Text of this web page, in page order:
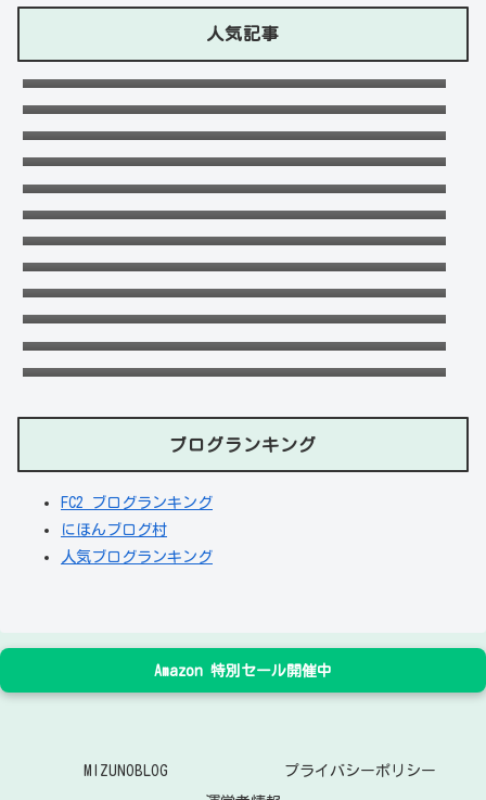
人気記事
石川ケニーは父と兄は野球選手で母親はアメ
リカ人のハーフ！7人大家族！
Lazの彼女や身長に大学・年齢は？イケメン
プロゲーマーの経歴！【ZETA】
竹下パラダイスだーご本名や年齢に身長は？
恋愛対象やイケメンかも調査！
可愛い政田夢乃選手に彼氏の存在が気にな
る！本当に不倫をしているのか？家族構成が
どうなっているのか？を徹底調査！
千早茜の恋人や結婚した夫は誰？子供や本名
に高校は？引越は離婚が理由？
末永けいの経歴や学歴(高校大学)は？妻(嫁)
は末永ゆかりで離婚した？
福田こうへいの結婚相手の嫁(妻)や子供
(娘・息子)など家族構成まとめ！
【画像】聖菜の子供の名前は蘭愛で年齢や父
親は？元旦那との離婚理由も！
ドンマイ川端は結婚した嫁がいる？母親・兄
妹・父親に年収や学歴経歴も！
五条院凌のすっぴんや足太い画像がヤバい！
本当は美脚でスタイル良い？
おだけいの元カノ人気歌手はちゃんみな！過
去の匂わせや動画流出の犯人は？
天畠大輔の妻や母は？医療事故や経歴に大学
進学はモテたかったから！
ブログランキング
FC2 ブログランキング
にほんブログ村
人気ブログランキング
Amazon 特別セール開催中
MIZUNOBLOG プライバシーポリシー